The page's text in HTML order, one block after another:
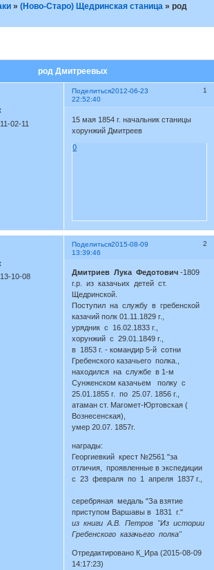
»(Ново-Старо) Щедринская станица »род
род Дмитреевых
Поделиться 1
2012-06-23
22:52:40
02-11
15 мая 1854 г. начальник станицы
хорунжий Дмитреев
0
Поделиться 2
2015-08-09
13:39:46
10-08
Дмитриев Лука Федотович -1809
г.р. из казачьих детей ст.
Щедринской.
Поступил на службу в гребенской
казачий полк 01.11.1829 г.,
урядник с 16.02.1833 г.,
хорунжий с 29.01.1849 г.,
в 1853 г. - командир 5-й сотни
Гребенского казачьего полка.,
находился на службе в 1-м
Сунженском казачьем полку с
25.01.1855 г. по 25.07. 1856 г.,
атаман ст. Магомет-Юртовская (
Вознесенская),
умер 20.07. 1857г.
награды:
Георгиевкий крест №2561 "за
отличия, проявленные в экспедиции
с 23 февраля по 1 апреля 1837 г.,
серебряная медаль "За взятие
приступом Варшавы в 1831 г."
из книги А.В. Петров "Из истории
Гребенского казачьего полка"
Отредактировано К_Ира (2015-08-09
14:17:23)